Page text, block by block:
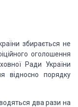
збирається не
оголошення
Ради України
відносно порядку
два рази на